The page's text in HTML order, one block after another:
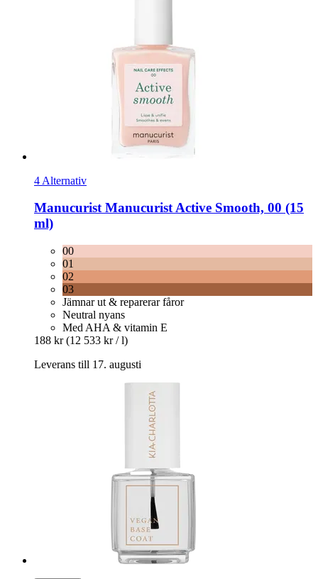
4 Alternativ
ManucuristManucurist Active Smooth, 00 (15
ml)
00
01
02
03
Jämnar ut & reparerar fåror
Neutral nyans
Med AHA & vitamin E
188 kr (12 533 kr / l)
Leverans till 17. augusti